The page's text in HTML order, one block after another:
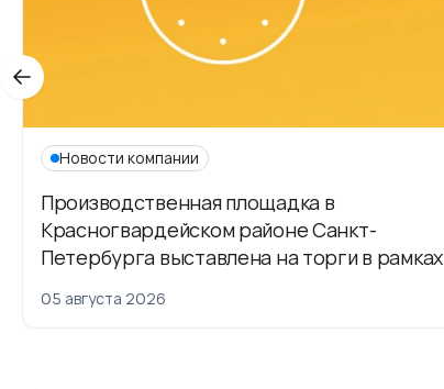
Новости компании
Производственная площадка в
Красногвардейском районе Санкт-
Петербурга выставлена на торги в рамках
05 августа 2026